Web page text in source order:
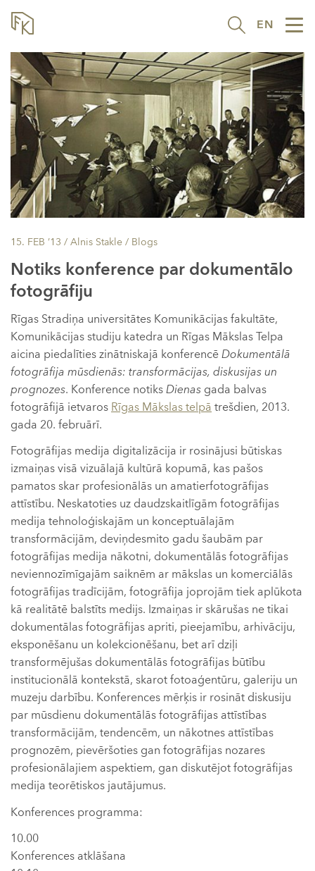
EN
15. FEB ’13 / Alnis Stakle / Blogs
Notiks konference par dokumentālo
fotogrāfiju
Rīgas Stradiņa universitātes Komunikācijas fakultāte,
Komunikācijas studiju katedra un Rīgas Mākslas Telpa
aicina piedalīties zinātniskajā konferencēDokumentālā
fotogrāfija mūsdienās: transformācijas, diskusijas un
prognozes. Konference notiksDienas gada balvas
fotogrāfijā ietvaros Rīgas Mākslas telpā trešdien, 2013.
gada 20. februārī.
Fotogrāfijas medija digitalizācija ir rosinājusi būtiskas
izmaiņas visā vizuālajā kultūrā kopumā, kas pašos
pamatos skar profesionālās un amatierfotogrāfijas
attīstību. Neskatoties uz daudzskaitlīgām fotogrāfijas
medija tehnoloģiskajām un konceptuālajām
transformācijām, deviņdesmito gadu šaubām par
fotogrāfijas medija nākotni, dokumentālās fotogrāfijas
neviennozīmīgajām saiknēm ar mākslas un komerciālās
fotogrāfijas tradīcijām, fotogrāfija joprojām tiek aplūkota
kā realitātē balstīts medijs. Izmaiņas ir skārušas ne tikai
dokumentālas fotogrāfijas apriti, pieejamību, arhivāciju,
eksponēšanu un kolekcionēšanu, bet arī dziļi
transformējušas dokumentālās fotogrāfijas būtību
institucionālā kontekstā, skarot fotoaģentūru, galeriju un
muzeju darbību. Konferences mērķis ir rosināt diskusiju
par mūsdienu dokumentālās fotogrāfijas attīstības
transformācijām, tendencēm, un nākotnes attīstības
prognozēm, pievēršoties gan fotogrāfijas nozares
profesionālajiem aspektiem, gan diskutējot fotogrāfijas
medija teorētiskos jautājumus.
Konferences programma:
10.00
Konferences atklāšana